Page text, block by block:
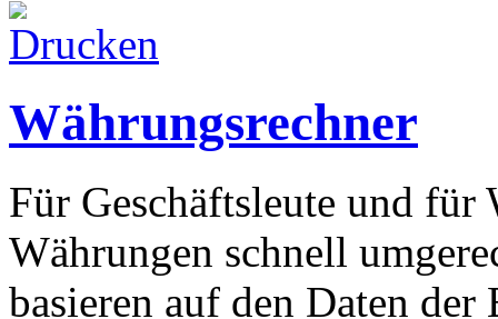
Währungsrechner
Für Geschäftsleute und
Währungen schnell
basieren auf den Daten